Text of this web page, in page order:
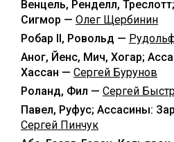
Венцель, Ренделл,
Сигмор — Олег Щербинин
Робар II, Ровольд —
Аног, Йенс, Мич, Хогар;
Хассан — Сергей Бурунов
Роланд, Фил — Сергей
Павел, Руфус; Ассасины:
Сергей Пинчук